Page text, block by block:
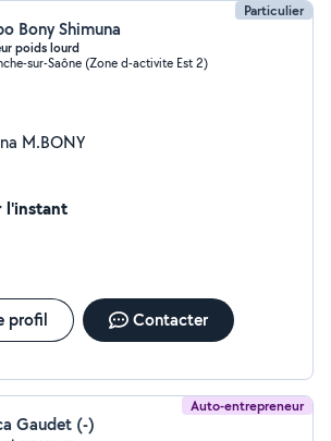
Particulier
Bony Shimuna
poids lourd
sur-Saône (Zone d-activite Est 2)
M.BONY
l'instant
profil Contacter
Auto-entrepreneur
Gaudet (-)